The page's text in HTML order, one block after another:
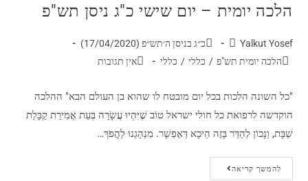
הלכה יומית – יום שישי כ"ג ניסן תש"פ
Yalkut Yosef
כ״ג בניסן ה׳תש״פ (17/04/2020)
הלכה יומית תש"פ / כללי / כללי אין תגובות
"כל השונה הלכות בכל יום מובטח לו שהוא בן העולם הבא" ההלכה
הוקדשה לרפואת כל חולי ישראל טוֹב שֶׁיִּהְיוּ עֲשָׂרָה בְּעֵת אֲמִירַת קַבָּלַת
שַׁבָּת, וְנָכוֹן לְהַדֵּר בָּזֶה הֵיכָא דְּאֶפְשָׁר. מִנְהָגֵנוּ לַהֲפֹךְ…
להמשך קריאה